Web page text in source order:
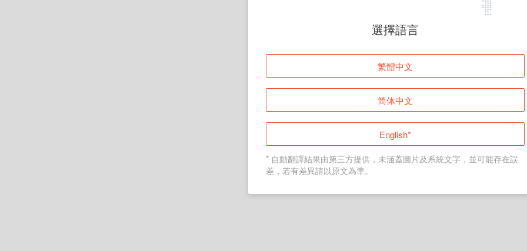
頁面無法顯示
登入
返回首頁
選擇語言
繁體中文
简体中文
English*
* 自動翻譯結果由第三方提供，未涵蓋圖片及系統文字，並可能存在誤
差，若有差異請以原文為準。